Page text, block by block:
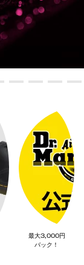
最大3,000円
バック！